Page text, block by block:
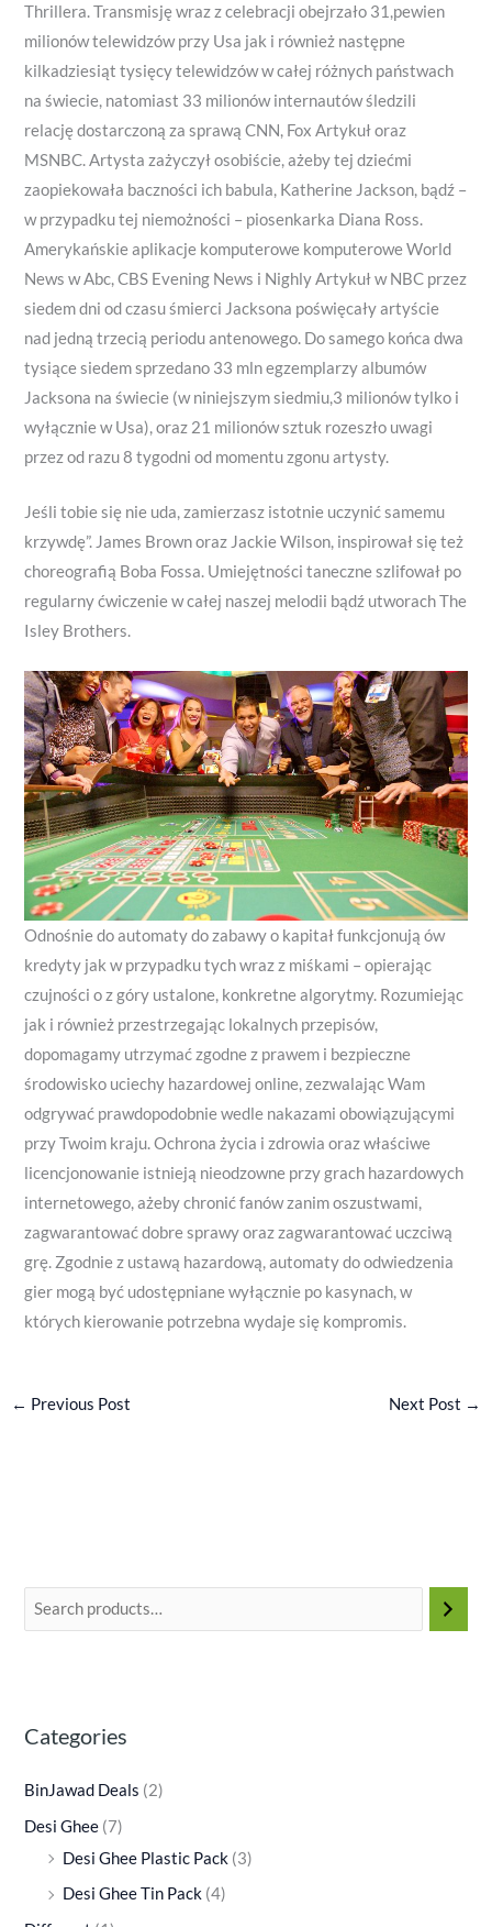
Thrillera. Transmisję wraz z celebracji obejrzało 31,pewien
milionów telewidzów przy Usa jak i również następne
kilkadziesiąt tysięcy telewidzów w całej różnych państwach
na świecie, natomiast 33 milionów internautów śledzili
relację dostarczoną za sprawą CNN, Fox Artykuł oraz
MSNBC. Artysta zażyczył osobiście, ażeby tej dziećmi
zaopiekowała baczności ich babula, Katherine Jackson, bądź –
w przypadku tej niemożności – piosenkarka Diana Ross.
Amerykańskie aplikacje komputerowe komputerowe World
News w Abc, CBS Evening News i Nighly Artykuł w NBC przez
siedem dni od czasu śmierci Jacksona poświęcały artyście
nad jedną trzecią periodu antenowego. Do samego końca dwa
tysiące siedem sprzedano 33 mln egzemplarzy albumów
Jacksona na świecie (w niniejszym siedmiu,3 milionów tylko i
wyłącznie w Usa), oraz 21 milionów sztuk rozeszło uwagi
przez od razu 8 tygodni od momentu zgonu artysty.
Jeśli tobie się nie uda, zamierzasz istotnie uczynić samemu
krzywdę”. James Brown oraz Jackie Wilson, inspirował się też
choreografią Boba Fossa. Umiejętności taneczne szlifował po
regularny ćwiczenie w całej naszej melodii bądź utworach The
Isley Brothers.
Odnośnie do automaty do zabawy o kapitał funkcjonują ów
kredyty jak w przypadku tych wraz z miśkami – opierając
czujności o z góry ustalone, konkretne algorytmy. Rozumiejąc
jak i również przestrzegając lokalnych przepisów,
dopomagamy utrzymać zgodne z prawem i bezpieczne
środowisko uciechy hazardowej online, zezwalając Wam
odgrywać prawdopodobnie wedle nakazami obowiązującymi
przy Twoim kraju. Ochrona życia i zdrowia oraz właściwe
licencjonowanie istnieją nieodzowne przy grach hazardowych
internetowego, ażeby chronić fanów zanim oszustwami,
zagwarantować dobre sprawy oraz zagwarantować uczciwą
grę. Zgodnie z ustawą hazardową, automaty do odwiedzenia
gier mogą być udostępniane wyłącznie po kasynach, w
których kierowanie potrzebna wydaje się kompromis.
← Previous Post Next Post →
Categories
BinJawad Deals (2)
Desi Ghee (7)
Desi Ghee Plastic Pack (3)
Desi Ghee Tin Pack (4)